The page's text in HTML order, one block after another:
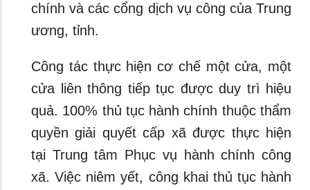
chính và các cổng dịch vụ công của Trung
ương, tỉnh.
Công tác thực hiện cơ chế một cửa, một
cửa liên thông tiếp tục được duy trì hiệu
quả. 100% thủ tục hành chính thuộc thẩm
quyền giải quyết cấp xã được thực hiện
tại Trung tâm Phục vụ hành chính công
xã. Việc niêm yết, công khai thủ tục hành